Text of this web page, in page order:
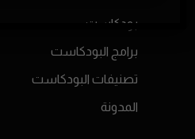
بودكاست
برامج البودكاست
تصنيفات البودكاست
المدونة